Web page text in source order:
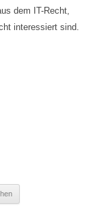
dem IT-Recht,
interessiert sind.